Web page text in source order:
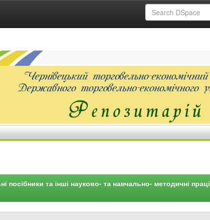
посібники та інші науково- та навчально- методичні праці